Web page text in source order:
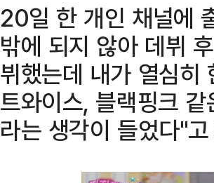
20일 한 개인 채널에
밖에 되지 않아 데뷔
뷔했는데 내가 열심히
트와이스, 블랙핑크
라는 생각이 들었다"